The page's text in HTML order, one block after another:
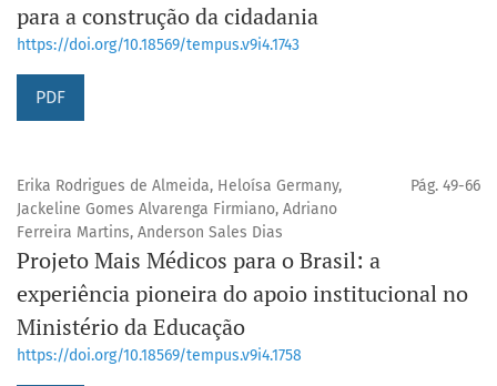
para a construção da cidadania
https://doi.org/10.18569/tempus.v9i4.1743
PDF
Erika Rodrigues de Almeida, Heloísa Germany,
Jackeline Gomes Alvarenga Firmiano, Adriano
Ferreira Martins, Anderson Sales Dias
Pág. 49-66
Projeto Mais Médicos para o Brasil: a
experiência pioneira do apoio institucional no
Ministério da Educação
https://doi.org/10.18569/tempus.v9i4.1758